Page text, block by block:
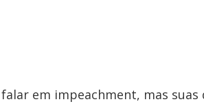
em impeachment, mas